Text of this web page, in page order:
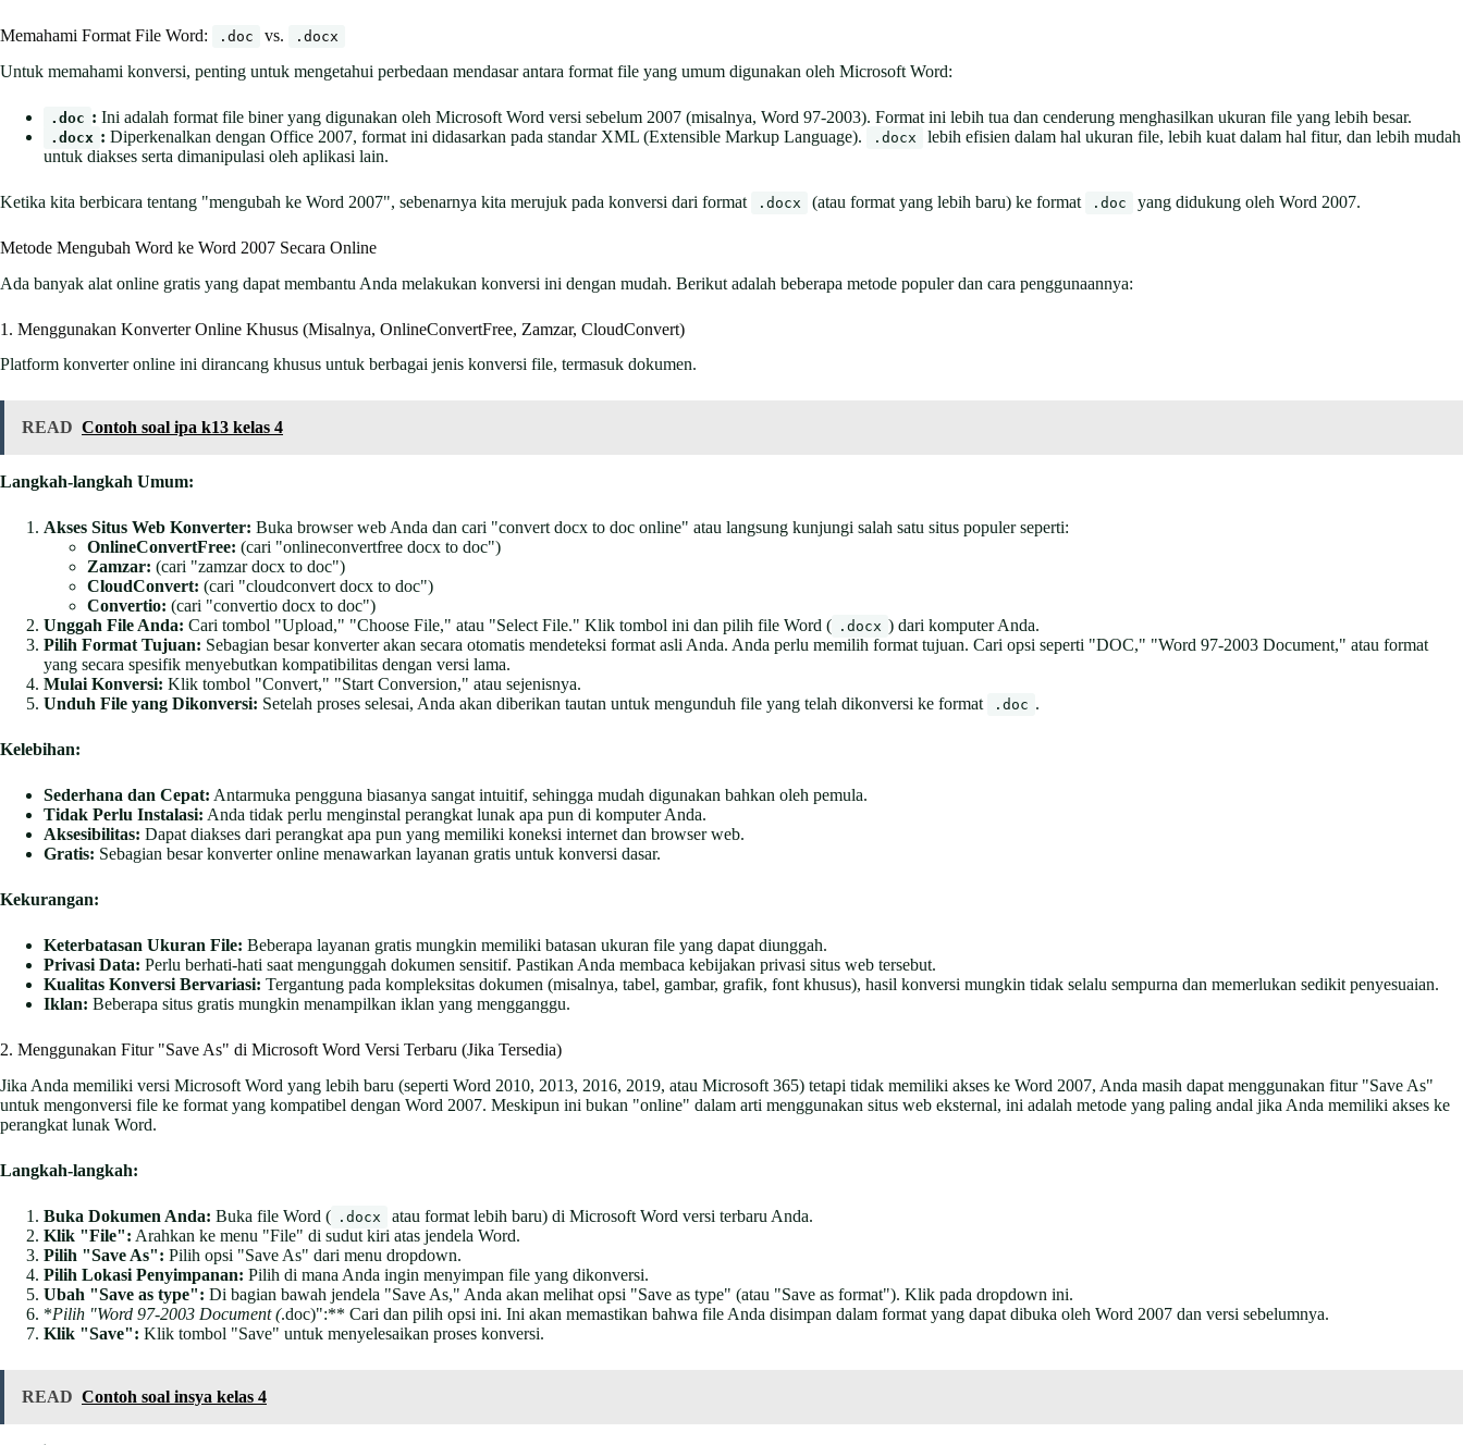
Memahami Format File Word: .doc vs. .docx
Untuk memahami konversi, penting untuk mengetahui perbedaan mendasar antara format file yang umum digunakan oleh Microsoft Word:
.doc : Ini adalah format file biner yang digunakan oleh Microsoft Word versi sebelum 2007 (misalnya, Word 97-2003). Format ini lebih tua dan cenderung menghasilkan ukuran file yang lebih besar.
.docx : Diperkenalkan dengan Office 2007, format ini didasarkan pada standar XML (Extensible Markup Language). .docx
lebih efisien dalam hal ukuran file, lebih kuat dalam hal fitur, dan lebih mudah
untuk diakses serta dimanipulasi oleh aplikasi lain.
Ketika kita berbicara tentang "mengubah ke Word 2007", sebenarnya kita merujuk pada konversi dari format .docx (atau format yang lebih baru) ke format .doc yang didukung oleh Word 2007.
Metode Mengubah Word ke Word 2007 Secara Online
Ada banyak alat online gratis yang dapat membantu Anda melakukan konversi ini dengan mudah. Berikut adalah beberapa metode populer dan cara penggunaannya:
1. Menggunakan Konverter Online Khusus (Misalnya, OnlineConvertFree, Zamzar, CloudConvert)
Platform konverter online ini dirancang khusus untuk berbagai jenis konversi file, termasuk dokumen.
READ Contoh soal ipa k13 kelas 4
Langkah-langkah Umum:
Akses Situs Web Konverter: Buka browser web Anda dan cari "convert docx to doc online" atau langsung kunjungi salah satu situs populer seperti:
OnlineConvertFree: (cari "onlineconvertfree docx to doc")
Zamzar: (cari "zamzar docx to doc")
CloudConvert: (cari "cloudconvert docx to doc")
Convertio: (cari "convertio docx to doc")
Unggah File Anda: Cari tombol "Upload," "Choose File," atau "Select File." Klik tombol ini dan pilih file Word ( .docx ) dari komputer Anda.
Pilih Format Tujuan: Sebagian besar konverter akan secara otomatis mendeteksi format asli Anda. Anda perlu memilih format tujuan. Cari opsi seperti "DOC," "Word 97-2003 Document," atau format
yang secara spesifik menyebutkan kompatibilitas dengan versi lama.
Mulai Konversi: Klik tombol "Convert," "Start Conversion," atau sejenisnya.
Unduh File yang Dikonversi: Setelah proses selesai, Anda akan diberikan tautan untuk mengunduh file yang telah dikonversi ke format .doc .
Kelebihan:
Sederhana dan Cepat: Antarmuka pengguna biasanya sangat intuitif, sehingga mudah digunakan bahkan oleh pemula.
Tidak Perlu Instalasi: Anda tidak perlu menginstal perangkat lunak apa pun di komputer Anda.
Aksesibilitas: Dapat diakses dari perangkat apa pun yang memiliki koneksi internet dan browser web.
Gratis: Sebagian besar konverter online menawarkan layanan gratis untuk konversi dasar.
Kekurangan:
Keterbatasan Ukuran File: Beberapa layanan gratis mungkin memiliki batasan ukuran file yang dapat diunggah.
Privasi Data: Perlu berhati-hati saat mengunggah dokumen sensitif. Pastikan Anda membaca kebijakan privasi situs web tersebut.
Kualitas Konversi Bervariasi: Tergantung pada kompleksitas dokumen (misalnya, tabel, gambar, grafik, font khusus), hasil konversi mungkin tidak selalu sempurna dan memerlukan sedikit penyesuaian.
Iklan: Beberapa situs gratis mungkin menampilkan iklan yang mengganggu.
2. Menggunakan Fitur "Save As" di Microsoft Word Versi Terbaru (Jika Tersedia)
Jika Anda memiliki versi Microsoft Word yang lebih baru (seperti Word 2010, 2013, 2016, 2019, atau Microsoft 365) tetapi tidak memiliki akses ke Word 2007, Anda masih dapat menggunakan fitur "Save As"
untuk mengonversi file ke format yang kompatibel dengan Word 2007. Meskipun ini bukan "online" dalam arti menggunakan situs web eksternal, ini adalah metode yang paling andal jika Anda memiliki akses ke
perangkat lunak Word.
Langkah-langkah:
Buka Dokumen Anda: Buka file Word ( .docx
atau format lebih baru) di Microsoft Word versi terbaru Anda.
Klik "File": Arahkan ke menu "File" di sudut kiri atas jendela Word.
Pilih "Save As": Pilih opsi "Save As" dari menu dropdown.
Pilih Lokasi Penyimpanan: Pilih di mana Anda ingin menyimpan file yang dikonversi.
Ubah "Save as type": Di bagian bawah jendela "Save As," Anda akan melihat opsi "Save as type" (atau "Save as format"). Klik pada dropdown ini.
*Pilih "Word 97-2003 Document (.doc)":** Cari dan pilih opsi ini. Ini akan memastikan bahwa file Anda disimpan dalam format yang dapat dibuka oleh Word 2007 dan versi sebelumnya.
Klik "Save": Klik tombol "Save" untuk menyelesaikan proses konversi.
READ Contoh soal insya kelas 4